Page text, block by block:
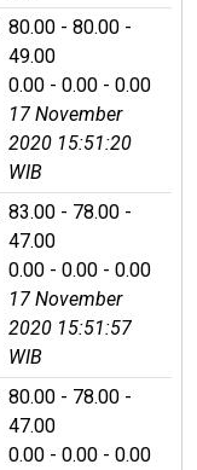
80.00 - 80.00 -
49.00
0.00 - 0.00 - 0.00
17 November
2020 15:51:20
WIB
83.00 - 78.00 -
47.00
0.00 - 0.00 - 0.00
17 November
2020 15:51:57
WIB
80.00 - 78.00 -
47.00
0.00 - 0.00 - 0.00